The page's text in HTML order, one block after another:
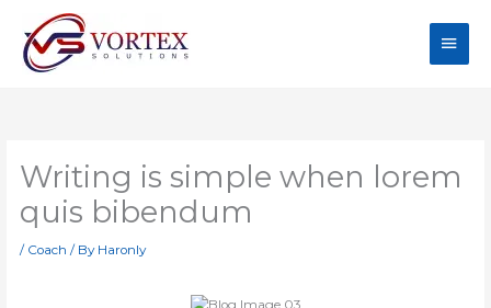
content
Main
Writing is simple when lorem
quis bibendum
/ Coach / By Haronly